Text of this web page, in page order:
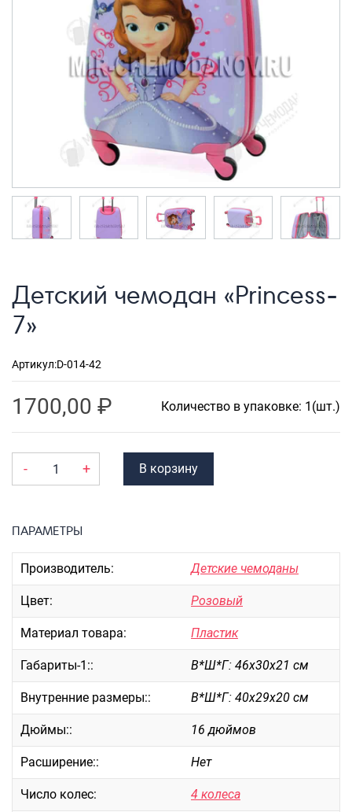
Сумки-тележки хозяйственные
Сумки-рюкзаки на колёсах
Сумки детские
Рюкзаки
Рюкзаки городские
Рюкзаки школьные
Рюкзаки подростковые
Ранцы школьные
Рюкзаки детские
Рюкзаки для охоты-рыбалки
Кейсы
Портпледы
Мешки для обуви
Пеналы для школы
Чемоданы оптом
Чемоданы на колесах
Чемоданы детские
Пилоты на колесах
Рюкзаки детские для детских
чемоданов
Детский чемодан «Princess-
7»
Артикул:D-014-42
1700,00 ₽ Количество в упаковке: 1(шт.)
- + В корзину
ПАРАМЕТРЫ
Производитель: Детские чемоданы
Цвет: Розовый
Материал товара: Пластик
Габариты-1:: В*Ш*Г: 46х30х21 см
Внутренние размеры:: В*Ш*Г: 40х29х20 см
Дюймы:: 16 дюймов
Расширение:: Нет
Число колес: 4 колеса